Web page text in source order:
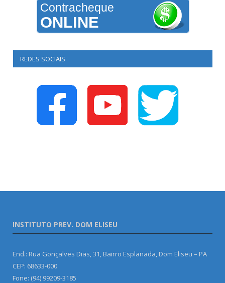
Contracheque
ONLINE
REDES SOCIAIS
INSTITUTO PREV. DOM ELISEU
End.: Rua Gonçalves Dias, 31, Bairro Esplanada, Dom Eliseu – PA
CEP: 68633-000
Fone: (94) 99209-3185